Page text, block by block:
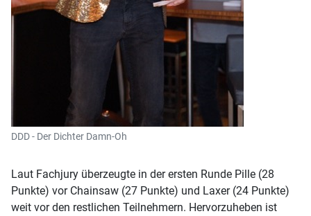
DDD - Der Dichter Damn-Oh
Laut Fachjury überzeugte in der ersten Runde Pille (28
Punkte) vor Chainsaw (27 Punkte) und Laxer (24 Punkte)
weit vor den restlichen Teilnehmern. Hervorzuheben ist